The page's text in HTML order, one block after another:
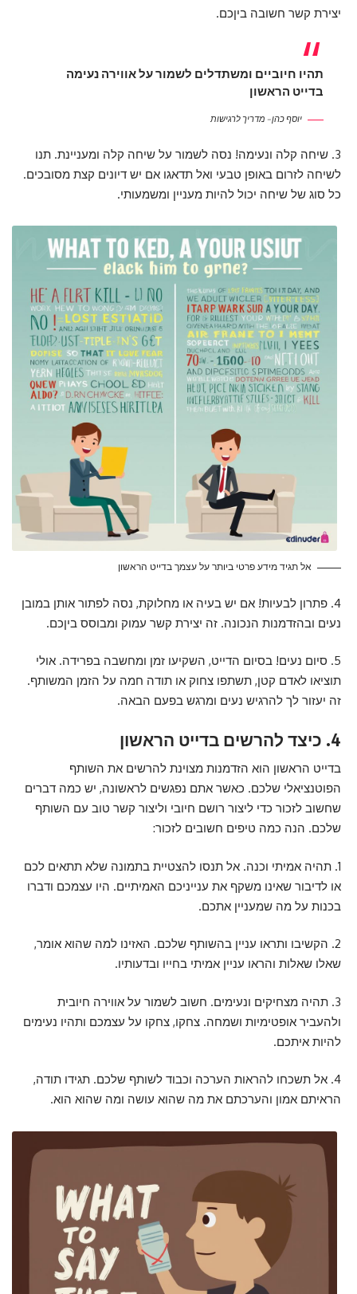
יצירת קשר חשובה ביןכם.
תהיו חיוביים ומשתדלים לשמור על אווירה נעימה
בדייט הראשון
יוסף כהן – מדריך לרגישות
3. שיחה קלה ונעימה! נסה לשמור על שיחה קלה ומעניינת. תנו
לשיחה לזרום באופן טבעי ואל תדאגו אם יש דיונים קצת מסובכים.
כל סוג של שיחה יכול להיות מעניין ומשמעותי.
אל תגיד מידע פרטי ביותר על עצמך בדייט הראשון
4. פתרון לבעיות! אם יש בעיה או מחלוקת, נסה לפתור אותן במובן
נעים ובהזדמנות הנכונה. זה יצירת קשר עמוק ומבוסס ביןכם.
5. סיום נעים! בסיום הדייט, השקיעו זמן ומחשבה בפרידה. אולי
תוציאו לאדם קטן, תשתפו צחוק או תודה חמה על הזמן המשותף.
זה יעזור לך להרגיש נעים ומרגש בפעם הבאה.
4. כיצד להרשים בדייט הראשון
בדייט הראשון הוא הזדמנות מצוינת להרשים את השותף
הפוטנציאלי שלכם. כאשר אתם נפגשים לראשונה, יש כמה דברים
שחשוב לזכור כדי ליצור רושם חיובי וליצור קשר טוב עם השותף
שלכם. הנה כמה טיפים חשובים לזכור:
1. תהיה אמיתי וכנה. אל תנסו להצטיית בתמונה שלא תתאים לכם
או לדיבור שאינו משקף את ענייניכם האמיתיים. היו עצמכם ודברו
בכנות על מה שמעניין אתכם.
2. הקשיבו ותראו עניין בהשותף שלכם. האזינו למה שהוא אומר,
שאלו שאלות והראו עניין אמיתי בחייו ובדעותיו.
3. תהיה מצחיקים ונעימים. חשוב לשמור על אווירה חיובית
ולהעביר אופטימיות ושמחה. צחקו, צחקו על עצמכם ותהיו נעימים
להיות איתכם.
4. אל תשכחו להראות הערכה וכבוד לשותף שלכם. תגידו תודה,
הראיתם אמון והערכתם את מה שהוא עושה ומה שהוא הוא.